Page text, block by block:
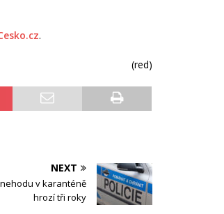
.
(red)
NEXT
v karanténě
hrozí tři roky